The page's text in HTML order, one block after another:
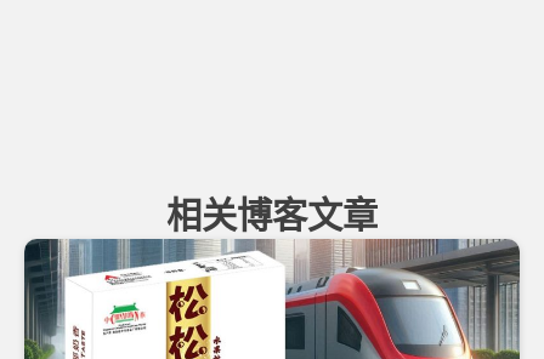
相关博客文章